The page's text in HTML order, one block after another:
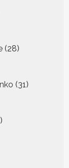
28
producten
31
producten
producten